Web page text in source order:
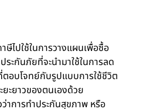
ไปใช้ในการวางแผนเพื่อซื้อ
ะกันภัยที่จะนำมาใช้ในการลด
อบโจทย์กับรูปแบบการใช้ชีวิต
ยะยาวของตนเองด้วย
าการทำประกันสุขภาพ หรือ